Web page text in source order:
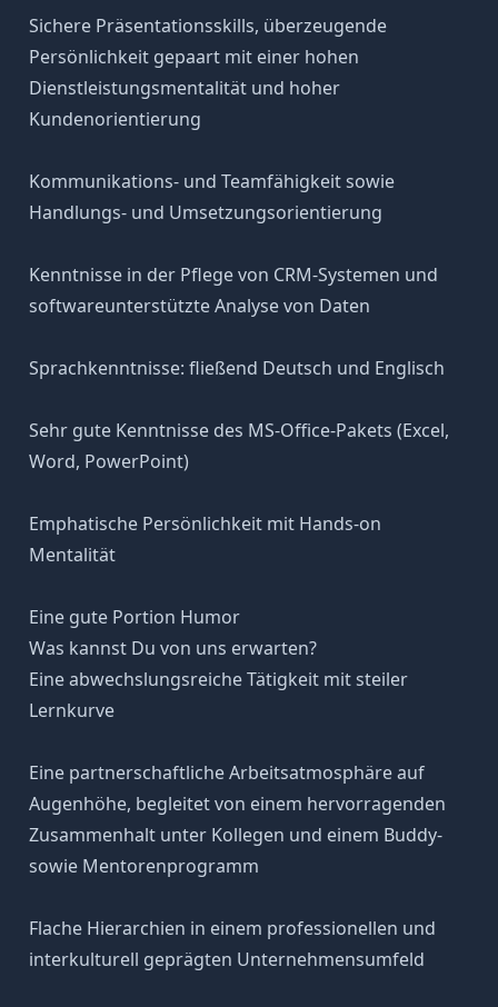
Sichere Präsentationsskills, überzeugende
Persönlichkeit gepaart mit einer hohen
Dienstleistungsmentalität und hoher
Kundenorientierung
Kommunikations- und Teamfähigkeit sowie
Handlungs- und Umsetzungsorientierung
Kenntnisse in der Pflege von CRM-Systemen und
softwareunterstützte Analyse von Daten
Sprachkenntnisse: fließend Deutsch und Englisch
Sehr gute Kenntnisse des MS-Office-Pakets (Excel,
Word, PowerPoint)
Emphatische Persönlichkeit mit Hands-on
Mentalität
Eine gute Portion Humor
Was kannst Du von uns erwarten?
Eine abwechslungsreiche Tätigkeit mit steiler
Lernkurve
Eine partnerschaftliche Arbeitsatmosphäre auf
Augenhöhe, begleitet von einem hervorragenden
Zusammenhalt unter Kollegen und einem Buddy-
sowie Mentorenprogramm
Flache Hierarchien in einem professionellen und
interkulturell geprägten Unternehmensumfeld